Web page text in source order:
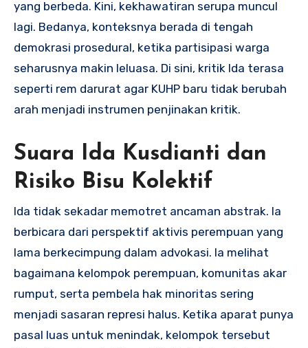
yang berbeda. Kini, kekhawatiran serupa muncul
lagi. Bedanya, konteksnya berada di tengah
demokrasi prosedural, ketika partisipasi warga
seharusnya makin leluasa. Di sini, kritik Ida terasa
seperti rem darurat agar KUHP baru tidak berubah
arah menjadi instrumen penjinakan kritik.
Suara Ida Kusdianti dan
Risiko Bisu Kolektif
Ida tidak sekadar memotret ancaman abstrak. Ia
berbicara dari perspektif aktivis perempuan yang
lama berkecimpung dalam advokasi. Ia melihat
bagaimana kelompok perempuan, komunitas akar
rumput, serta pembela hak minoritas sering
menjadi sasaran represi halus. Ketika aparat punya
pasal luas untuk menindak, kelompok tersebut